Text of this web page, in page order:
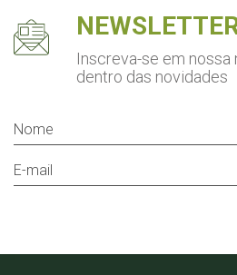
Inscreva-se em
dentro das novidades